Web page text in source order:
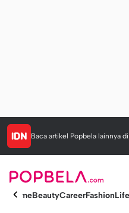
Baca artikel Popbela lainnya
HomeBeautyCareerFashion